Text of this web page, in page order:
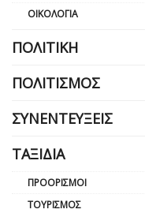
ΟΙΚΟΛΟΓΊΑ
ΠΟΛΙΤΙΚΉ
ΠΟΛΙΤΙΣΜΌΣ
ΣΥΝΕΝΤΕΎΞΕΙΣ
ΤΑΞΊΔΙΑ
ΠΡΟΟΡΙΣΜΟΊ
ΤΟΥΡΙΣΜΌΣ